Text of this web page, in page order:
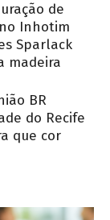
de
Inhotim
Sparlack
madeira
BR
do Recife
que cor